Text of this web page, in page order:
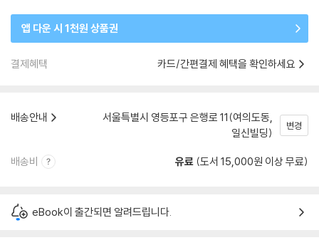
앱 다운 시 1천원 상품권
결제혜택 카드/간편결제 혜택을 확인하세요
배송안내
서울특별시 영등포구 은행로 11(여의도동,
일신빌딩)
변경
배송비 유료 (도서 15,000원 이상 무료)
eBook이 출간되면 알려드립니다.